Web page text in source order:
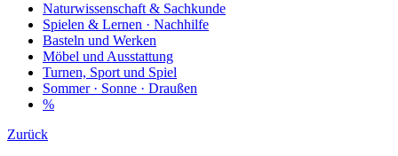
Naturwissenschaft & Sachkunde
Spielen & Lernen · Nachhilfe
Basteln und Werken
Möbel und Ausstattung
Turnen, Sport und Spiel
Sommer · Sonne · Draußen
%
Zurück